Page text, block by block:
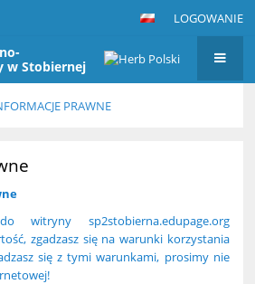
LOGOWANIE
w Stobiernej
PRAWNE
witryny sp2stobierna.edupage.org
zgadzasz się na warunki korzystania
się z tymi warunkami, prosimy nie